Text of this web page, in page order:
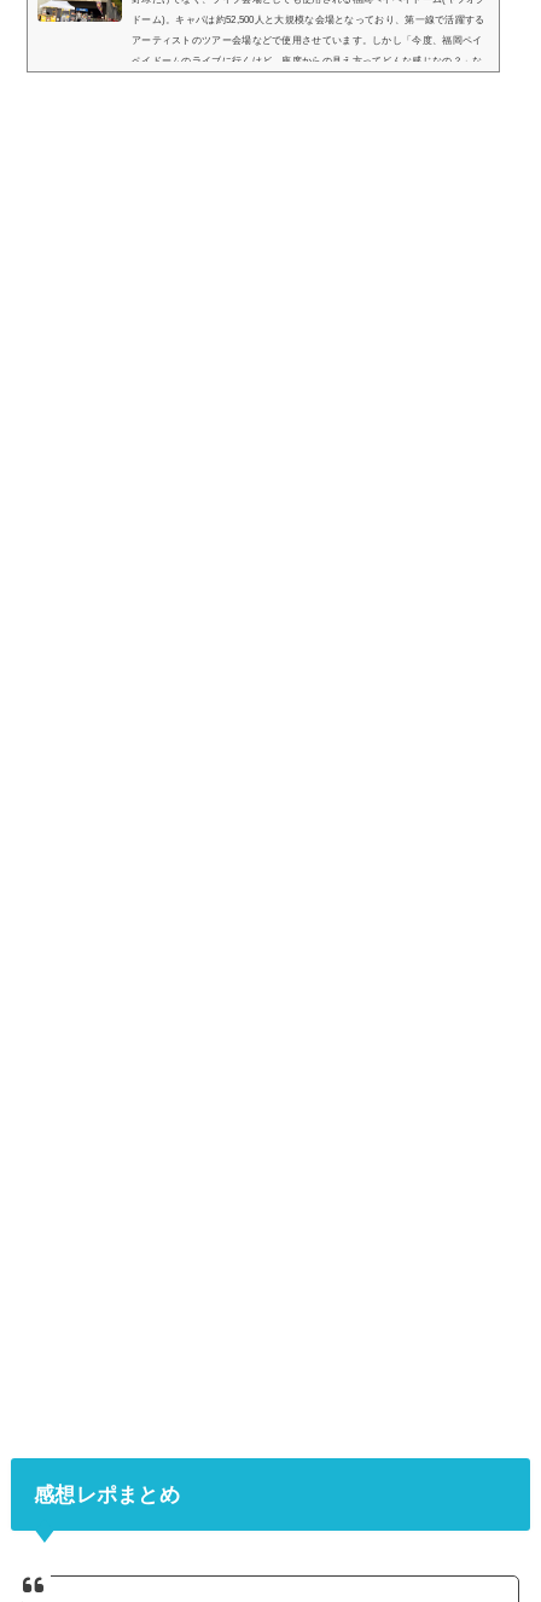
ドーム)。キャパは約52,500人と大規模な会場となっており、第一線で活躍する
アーティストのツアー会場などで使用させています。しかし「今度、福岡ペイ
ペイドームのライブに行くけど、座席からの見え方ってどんな感じなの？」な
感想レポまとめ